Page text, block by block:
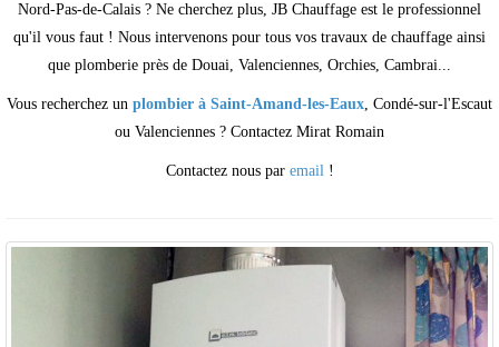
Nord-Pas-de-Calais ? Ne cherchez plus, JB Chauffage est le professionnel
qu'il vous faut ! Nous intervenons pour tous vos travaux de chauffage ainsi
que plomberie près de Douai, Valenciennes, Orchies, Cambrai...
Vous recherchez un plombier à Saint-Amand-les-Eaux, Condé-sur-l'Escaut
ou Valenciennes ? Contactez Mirat Romain
Contactez nous par email!